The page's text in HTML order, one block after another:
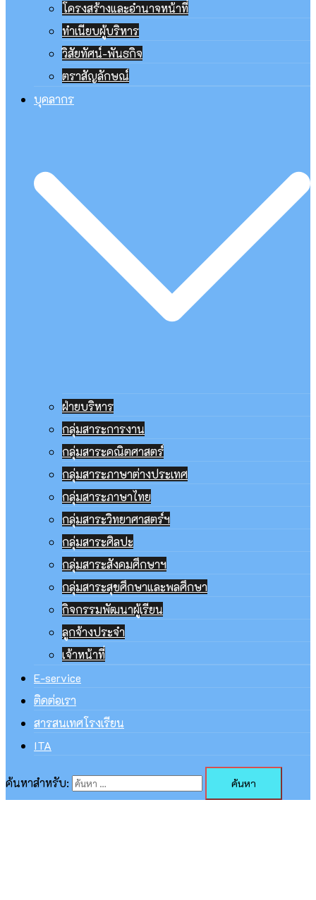
โครงสร้างและอำนาจหน้าที่
ทำเนียบผู้บริหาร
วิสัยทัศน์-พันธกิจ
ตราสัญลักษณ์
บุคลากร
ฝ่ายบริหาร
กลุ่มสาระการงาน
กลุ่มสาระคณิตศาสตร์
กลุ่มสาระภาษาต่างประเทศ
กลุ่มสาระภาษาไทย
กลุ่มสาระวิทยาศาสตร์ฯ
กลุ่มสาระศิลปะ
กลุ่มสาระสังคมศึกษาฯ
กลุ่มสาระสุขศึกษาและพลศึกษา
กิจกรรมพัฒนาผู้เรียน
ลูกจ้างประจำ
เจ้าหน้าที่
E-service
ติดต่อเรา
สารสนเทศโรงเรียน
ITA
ค้นหาสำหรับ: